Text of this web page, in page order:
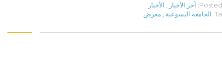
Posted آخر الأخبار
الأخبار
الجامعة اليسوعية معرض